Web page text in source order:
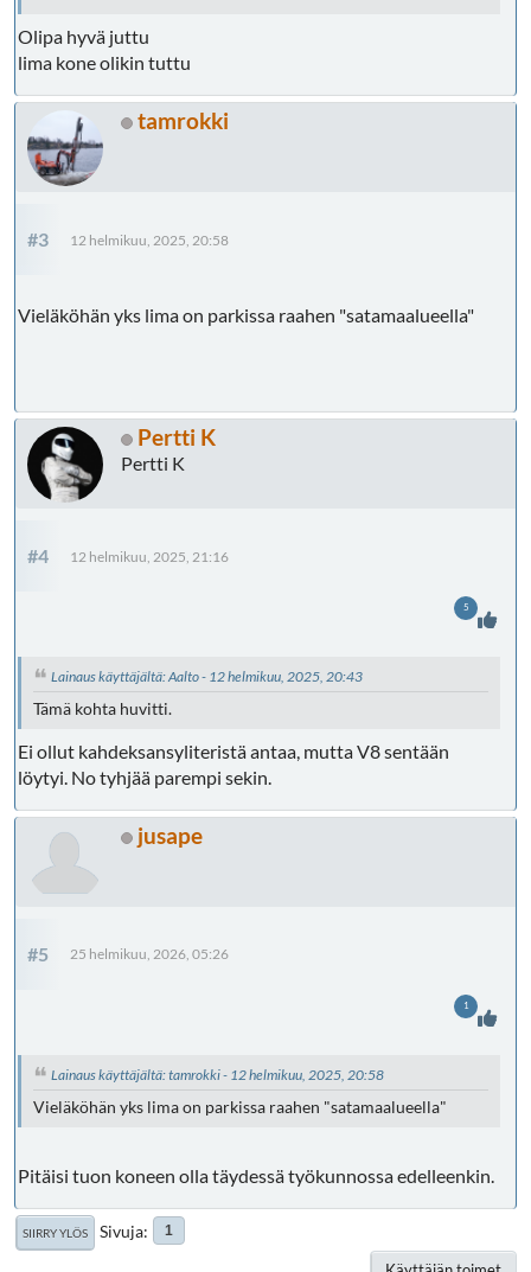
Olipa hyvä juttu
lima kone olikin tuttu
tamrokki
#3 12 helmikuu, 2025, 20:58
Vieläköhän yks lima on parkissa raahen "satamaalueella"
Pertti K
Pertti K
#4 12 helmikuu, 2025, 21:16
Lainaus käyttäjältä: Aalto - 12 helmikuu, 2025, 20:43
Tämä kohta huvitti.
Ei ollut kahdeksansyliteristä antaa, mutta V8 sentään
löytyi. No tyhjää parempi sekin.
5
jusape
#5 25 helmikuu, 2026, 05:26
Lainaus käyttäjältä: tamrokki - 12 helmikuu, 2025, 20:58
Vieläköhän yks lima on parkissa raahen "satamaalueella"
Pitäisi tuon koneen olla täydessä työkunnossa edelleenkin.
1
SIIRRY YLÖS Sivuja 1